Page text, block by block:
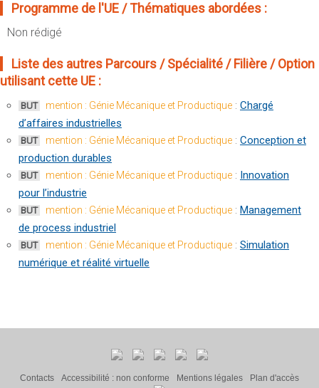
Programme de l'UE / Thématiques abordées :
Non rédigé
Liste des autres Parcours / Spécialité / Filière / Option
utilisant cette UE :
BUT mention : Génie Mécanique et Productique : Chargé
d’affaires industrielles
BUT mention : Génie Mécanique et Productique : Conception et
production durables
BUT mention : Génie Mécanique et Productique : Innovation
pour l’industrie
BUT mention : Génie Mécanique et Productique : Management
de process industriel
BUT mention : Génie Mécanique et Productique : Simulation
numérique et réalité virtuelle
Contacts Accessibilité : non conforme Mentions légales Plan d'accès